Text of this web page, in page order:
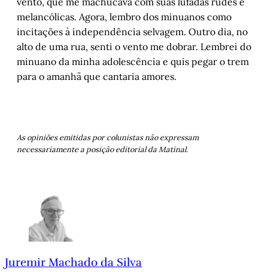
melancólicas. Agora, lembro dos minuanos como
incitações à independência selvagem. Outro dia, no
alto de uma rua, senti o vento me dobrar. Lembrei do
minuano da minha adolescência e quis pegar o trem
para o amanhã que cantaria amores.
As opiniões emitidas por colunistas não expressam
necessariamente a posição editorial da Matinal.
Juremir Machado da Silva